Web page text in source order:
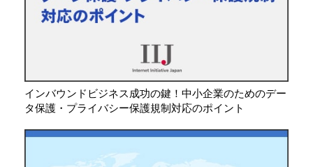
インバウンドビジネス成功の鍵！中小企業のためのデー
タ保護・プライバシー保護規制対応のポイント